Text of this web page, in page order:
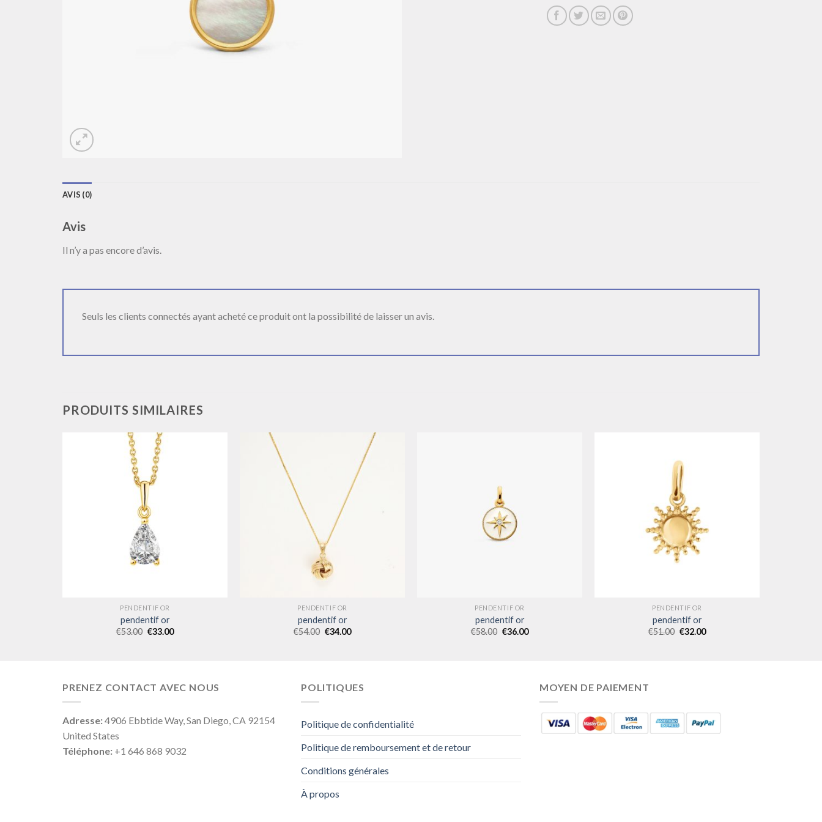
AVIS (0)
Avis
Il n’y a pas encore d’avis.
Seuls les clients connectés ayant acheté ce produit ont la possibilité de laisser un avis.
PRODUITS SIMILAIRES
PENDENTIF OR
pendentif or
€53.00 €33.00
PENDENTIF OR
pendentif or
€54.00 €34.00
PENDENTIF OR
pendentif or
€58.00 €36.00
PENDENTIF OR
pendentif or
€51.00 €32.00
PRENEZ CONTACT AVEC NOUS
Adresse:4906 Ebbtide Way, San Diego, CA 92154
United States
Téléphone: +1 646 868 9032
POLITIQUES
Politique de confidentialité
Politique de remboursement et de retour
Conditions générales
À propos
MOYEN DE PAIEMENT